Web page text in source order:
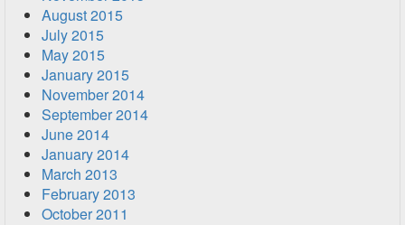
August 2015
July 2015
May 2015
January 2015
November 2014
September 2014
June 2014
January 2014
March 2013
February 2013
October 2011